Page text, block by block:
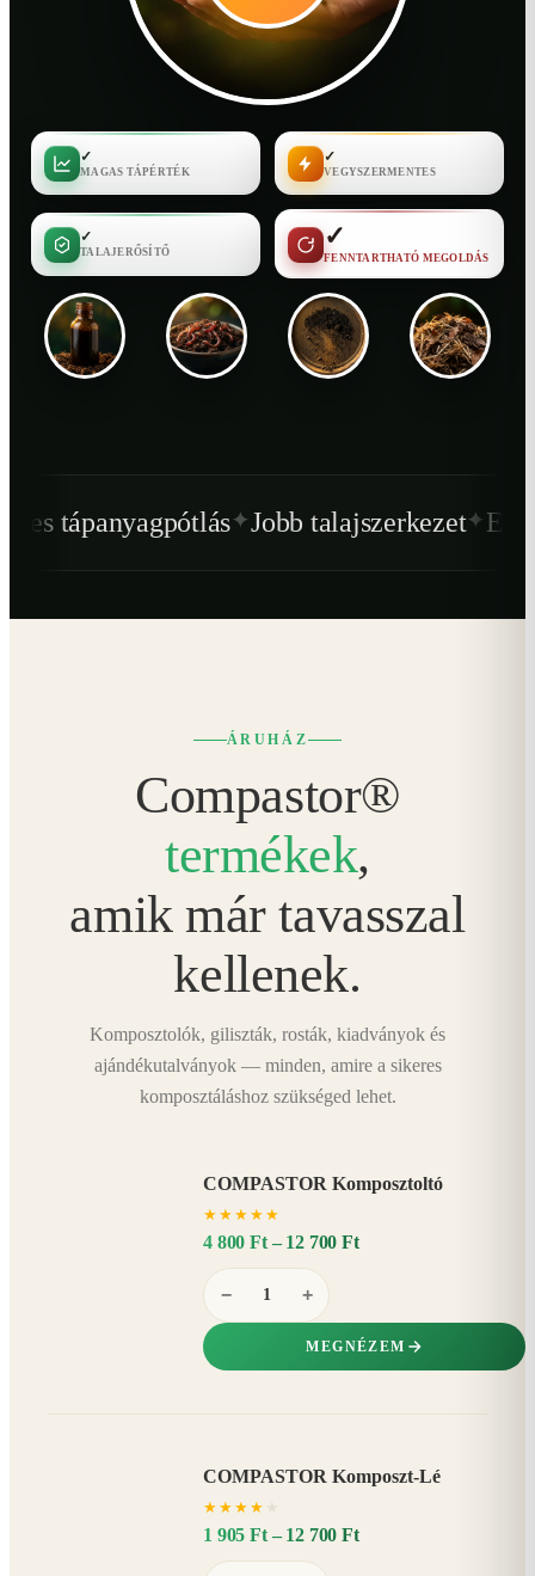
✓
MAGAS TÁPÉRTÉK
✓
VEGYSZERMENTES
✓
TALAJERŐSÍTŐ
✓
FENNTARTHATÓ MEGOLDÁS
✦Jobb talajszerkezet✦Egészségesebb
ÁRUHÁZ
Compastor®
termékek,
amik már tavasszal
kellenek.
Komposztolók, giliszták, rosták, kiadványok és
ajándékutalványok — minden, amire a sikeres
komposztáláshoz szükséged lehet.
COMPASTOR Komposztoltó
★ ★ ★ ★ ★
4 800 Ft – 12 700 Ft
− +
MEGNÉZEM
COMPASTOR Komposzt-Lé
★ ★ ★ ★
1 905 Ft – 12 700 Ft